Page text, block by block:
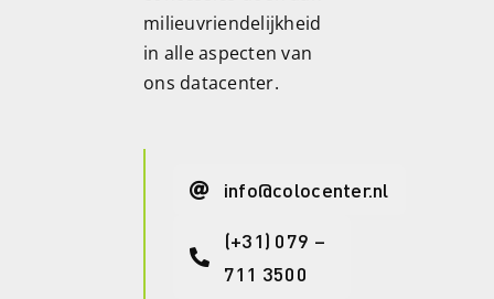
milieuvriendelijkheid
in alle aspecten van
ons datacenter.
info@colocenter.nl
(+31) 079 –
711 3500